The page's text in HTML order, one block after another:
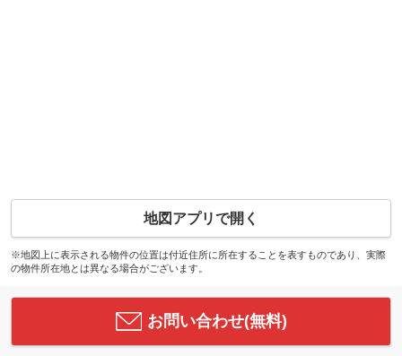
地図アプリで開く
※地図上に表示される物件の位置は付近住所に所在することを表すものであり、実際
の物件所在地とは異なる場合がございます。
お問い合わせ(無料)